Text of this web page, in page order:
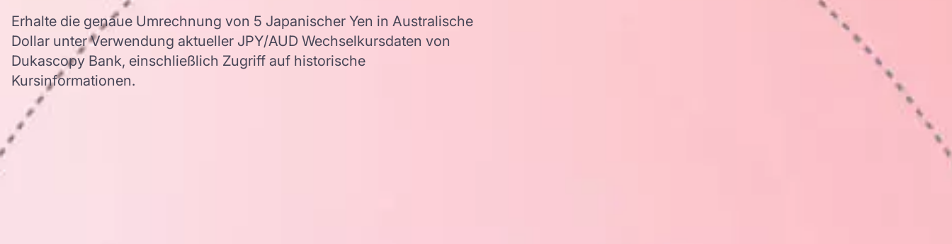
Erhalte die genaue Umrechnung von 5 Japanischer Yen in Australische
Dollar unter Verwendung aktueller JPY/AUD Wechselkursdaten von
Dukascopy Bank, einschließlich Zugriff auf historische
Kursinformationen.